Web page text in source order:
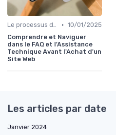
Le processus d'acquisition • 10/01/2025
Comprendre et Naviguer
dans le FAQ et l'Assistance
Technique Avant l'Achat d'un
Site Web
Les articles par date
Janvier 2024